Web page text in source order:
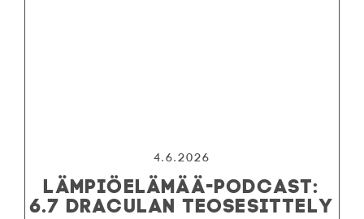
4.6.2026
LÄMPIÖELÄMÄÄ-PODCAST:
6.7 DRACULAN TEOSESITTELY